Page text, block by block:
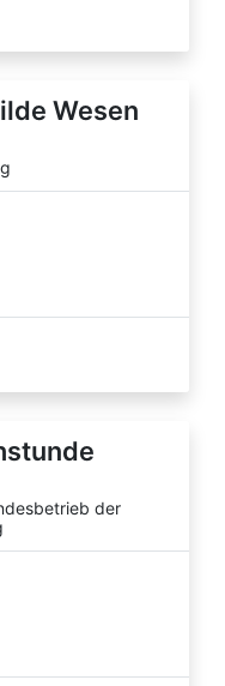
Wesen
der